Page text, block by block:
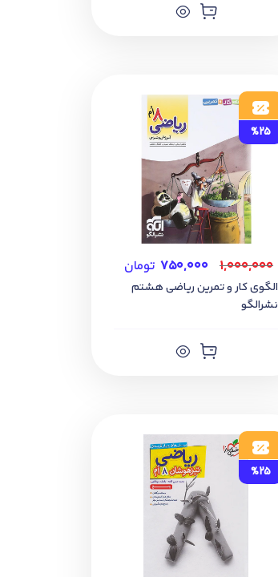
%25
۱,۰۰۰,۰۰۰ ۷۵۰,۰۰۰ تومان
الگوی کار و تمرین ریاضی هشتم
نشرالگو
%25